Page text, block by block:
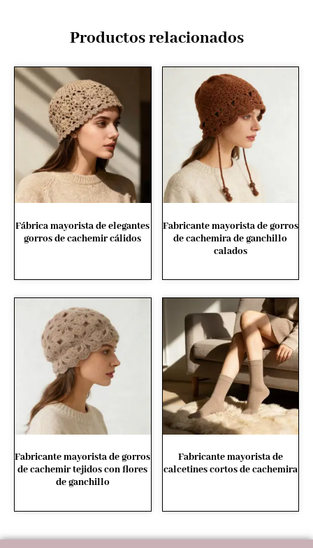
Productos relacionados
Fábrica mayorista de elegantes
gorros de cachemir cálidos
Fabricante mayorista de gorros
de cachemira de ganchillo
calados
Fabricante mayorista de gorros
de cachemir tejidos con flores
de ganchillo
Fabricante mayorista de
calcetines cortos de cachemira